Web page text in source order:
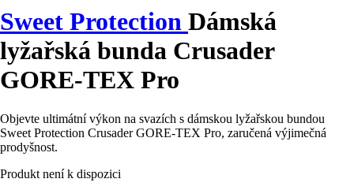
Sweet Protection Dámská
lyžařská bunda Crusader
GORE-TEX Pro
Objevte ultimátní výkon na svazích s dámskou lyžařskou bundou
Sweet Protection Crusader GORE-TEX Pro, zaručená výjimečná
prodyšnost.
Produkt není k dispozici